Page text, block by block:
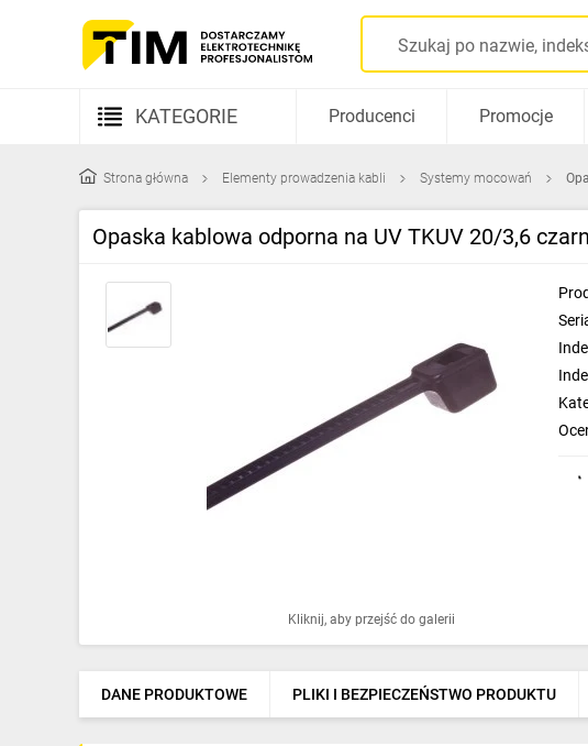
KATEGORIE
Kable i przewody
Rozdzielnice i obudowy
Oprawy oświetleniowe
Ogrzewanie
Elektronarzędzia i mierniki
Producenci Promocje
Strona główna Elementy prowadzenia kabli Systemy mocowań
Opaska kablowa odporna na UV TKUV 20/3,6
Kliknij, aby przejść do galerii
DANE PRODUKTOWE PLIKI I BEZPIECZEŃSTWO PRODUKTU